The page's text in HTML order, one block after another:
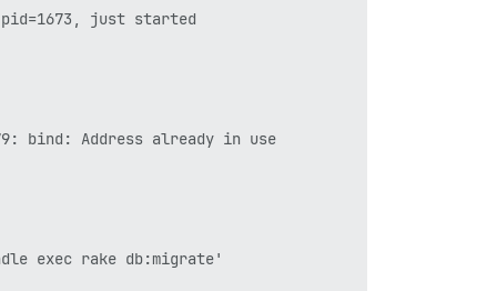
pid=1673, just started
bind: Address already in use
exec rake db:migrate'